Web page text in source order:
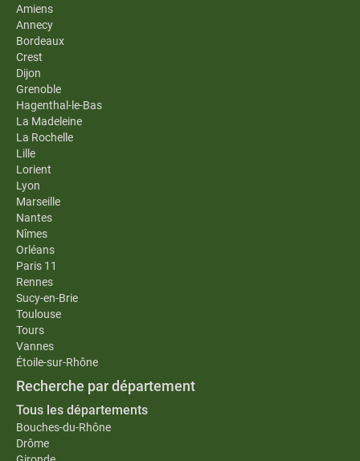
Amiens
Annecy
Bordeaux
Crest
Dijon
Grenoble
Hagenthal-le-Bas
La Madeleine
La Rochelle
Lille
Lorient
Lyon
Marseille
Nantes
Nîmes
Orléans
Paris 11
Rennes
Sucy-en-Brie
Toulouse
Tours
Vannes
Étoile-sur-Rhône
Recherche par département
Tous les départements
Bouches-du-Rhône
Drôme